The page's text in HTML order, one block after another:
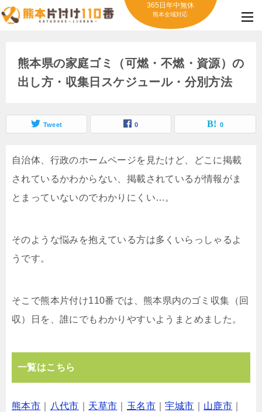
365日年中無休
熊本全域対応
熊本県の家庭ゴミ（可燃・不燃・資源）の
出し方・収集日スケジュール・分別方法
Tweet 0 0
自治体、行政のホームページを見たけど、どこに掲載
されているかわからない、掲載されているが情報がま
とまっていないのでわかりにくい…。
そのような悩みを抱えている方は多くいらっしゃるよ
うです。
そこで熊本片付け110番では、熊本県内のゴミ収集（回
収）日を、誰にでもわかりやすいようまとめました。
一覧はこちら
熊本市 八代市 天草市 玉名市 ｜宇城市 山鹿市